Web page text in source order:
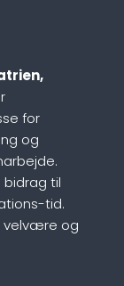
for
og
bidrag til
tid.
velvære og